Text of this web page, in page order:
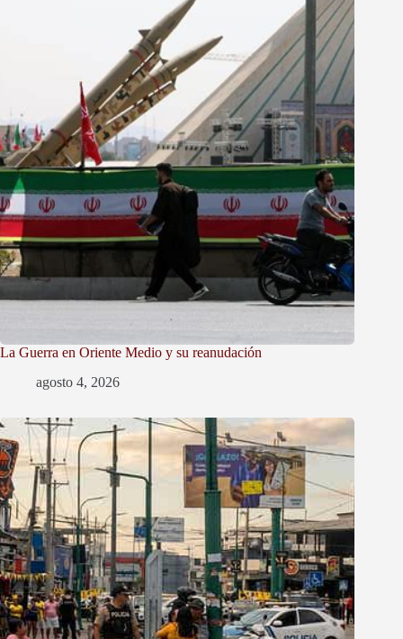
La Guerra en Oriente Medio y su reanudación
agosto 4, 2026